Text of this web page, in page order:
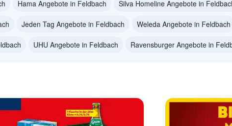
Hama Angebote in Feldbach Silva Homeline Angebote in
Jeden Tag Angebote in Feldbach Weleda Angebote in Feldbach
UHU Angebote in Feldbach Ravensburger Angebote in